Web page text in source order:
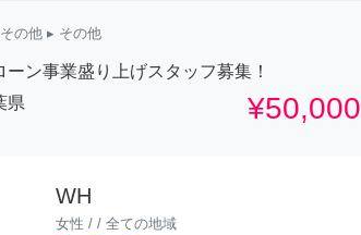
その他 ▸ その他
ーン事業盛り上げスタッフ募集！
県
¥50,000
WH
女性 / / 全ての地域